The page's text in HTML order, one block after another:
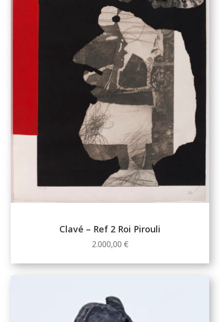
Clavé – Ref 2 Roi Pirouli
2.000,00 €